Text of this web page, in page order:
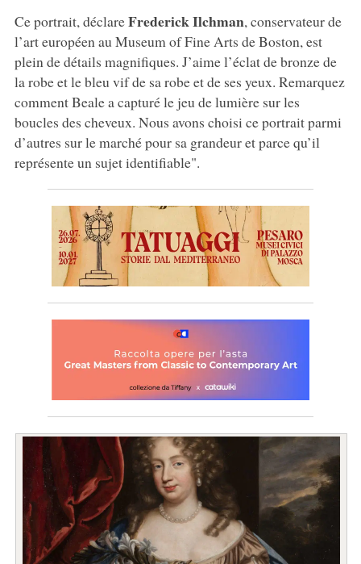
Ce portrait, déclareFrederick Ilchman, conservateur de
l’art européen au Museum of Fine Arts de Boston, est
plein de détails magnifiques. J’aime l’éclat de bronze de
la robe et le bleu vif de sa robe et de ses yeux. Remarquez
comment Beale a capturé le jeu de lumière sur les
boucles des cheveux. Nous avons choisi ce portrait parmi
d’autres sur le marché pour sa grandeur et parce qu’il
représente un sujet identifiable".